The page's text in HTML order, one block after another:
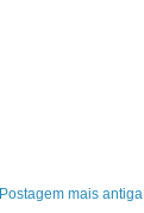
Postagem mais antiga